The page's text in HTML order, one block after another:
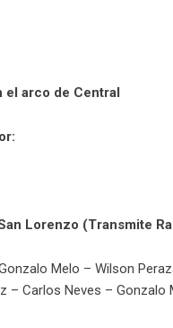
el arco de Central
Lorenzo (Transmite
Melo – Wilson
– Carlos Neves – Gonzalo